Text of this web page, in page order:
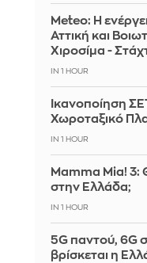
Meteo: Η
Αττική και
Χιροσίμα -
IN 1 HOUR
Ικανοποίηση
Χωροταξικό
IN 1 HOUR
Mamma Mia! 3:
στην Ελλάδα;
IN 1 HOUR
5G παντού, 6G
βρίσκεται η